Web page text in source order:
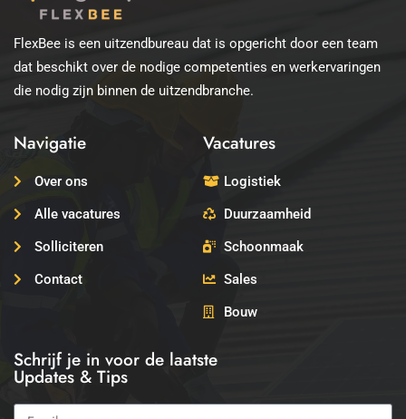
FlexBee is een uitzendbureau dat is opgericht door een team
dat beschikt over de nodige competenties en werkervaringen
die nodig zijn binnen de uitzendbranche.
Navigatie
Over ons
Alle vacatures
Solliciteren
Contact
Vacatures
Logistiek
Duurzaamheid
Schoonmaak
Sales
Bouw
Schrijf je in voor de laatste
Updates & Tips